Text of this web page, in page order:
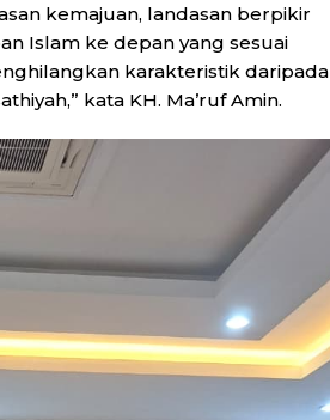
kemajuan, landasan berpikir
Islam ke depan yang sesuai
karakteristik daripada
kata KH. Ma’ruf Amin.